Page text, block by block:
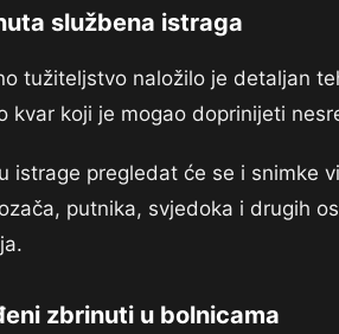
službena istraga
tužiteljstvo naložilo je detaljan
kvar koji je mogao doprinijeti
istrage pregledat će se i snimke
putnika, svjedoka i drugih
zbrinuti u bolnicama